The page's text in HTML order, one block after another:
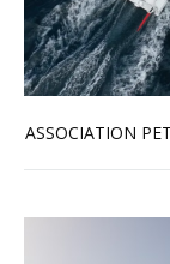
ASSOCIATION